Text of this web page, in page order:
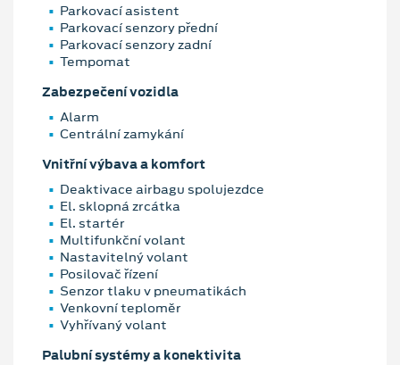
Parkovací asistent
Parkovací senzory přední
Parkovací senzory zadní
Tempomat
Zabezpečení vozidla
Alarm
Centrální zamykání
Vnitřní výbava a komfort
Deaktivace airbagu spolujezdce
El. sklopná zrcátka
El. startér
Multifunkční volant
Nastavitelný volant
Posilovač řízení
Senzor tlaku v pneumatikách
Venkovní teploměr
Vyhřívaný volant
Palubní systémy a konektivita